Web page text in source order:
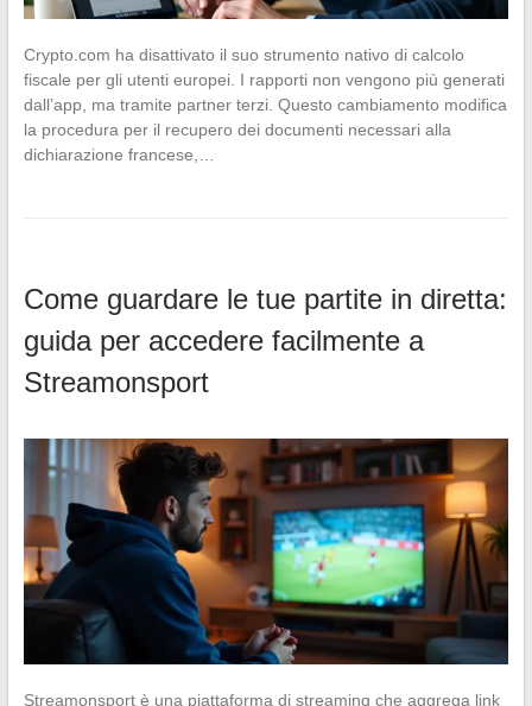
Crypto.com ha disattivato il suo strumento nativo di calcolo
fiscale per gli utenti europei. I rapporti non vengono più generati
dall’app, ma tramite partner terzi. Questo cambiamento modifica
la procedura per il recupero dei documenti necessari alla
dichiarazione francese,…
Come guardare le tue partite in diretta:
guida per accedere facilmente a
Streamonsport
Streamonsport è una piattaforma di streaming che aggrega link